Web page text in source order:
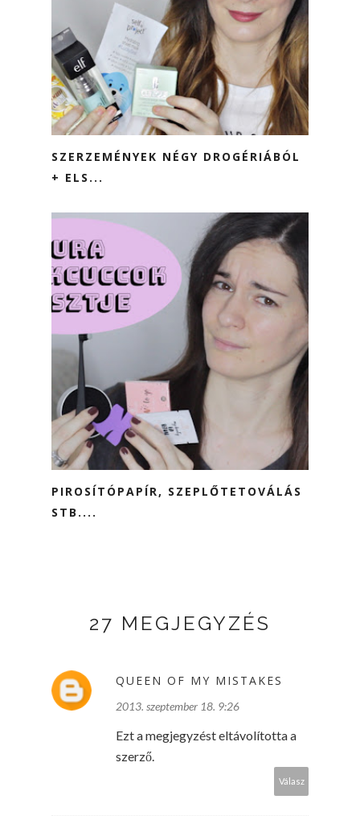
SZERZEMÉNYEK NÉGY DROGÉRIÁBÓL
+ ELS...
PIROSÍTÓPAPÍR, SZEPLŐTETOVÁLÁS
STB....
27 MEGJEGYZÉS
QUEEN OF MY MISTAKES
2013. szeptember 18. 9:26
Ezt a megjegyzést eltávolította a
szerző.
Válasz